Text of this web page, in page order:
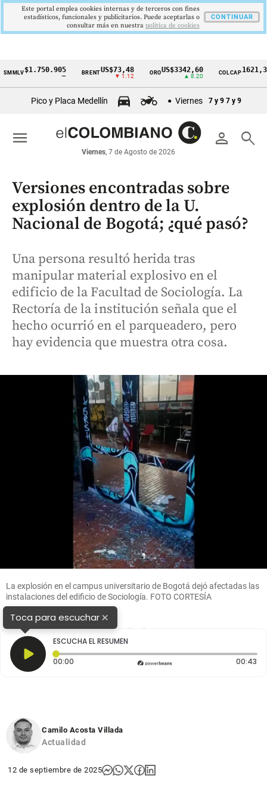
Cintillo
económicos
Colombia
$1.750.905 BRENT US$73,48
▼ 1.12
ORO US$3342,60
▲ 8.20
COLCAP1621,34 pts
Pico y Placa Medellín Viernes 7 y 9 7 y 9
person search
Viernes, 7 de Agosto de 2026
menu
Versiones encontradas sobre
explosión dentro de la U.
Nacional de Bogotá; ¿qué pasó?
Una persona resultó herida tras
manipular material explosivo en el
edificio de la Facultad de Sociología. La
Rectoría de la institución señala que el
hecho ocurrió en el parqueadero, pero
hay evidencia que muestra otra cosa.
La explosión en el campus universitario de Bogotá dejó afectadas las
instalaciones del edificio de Sociología. FOTO CORTESÍA
Toca para escuchar×
ESCUCHA EL RESUMEN
00:00 Tiempo transcurrido: 0 segundos 00:43
Camilo Acosta Villada
Actualidad
12 de septiembre de 2025
Este portal emplea cookies internas y de terceros con fines
estadísticos, funcionales y publicitarios. Puede aceptarlas o
consultar más en nuestra politica de cookies
CONTINUAR